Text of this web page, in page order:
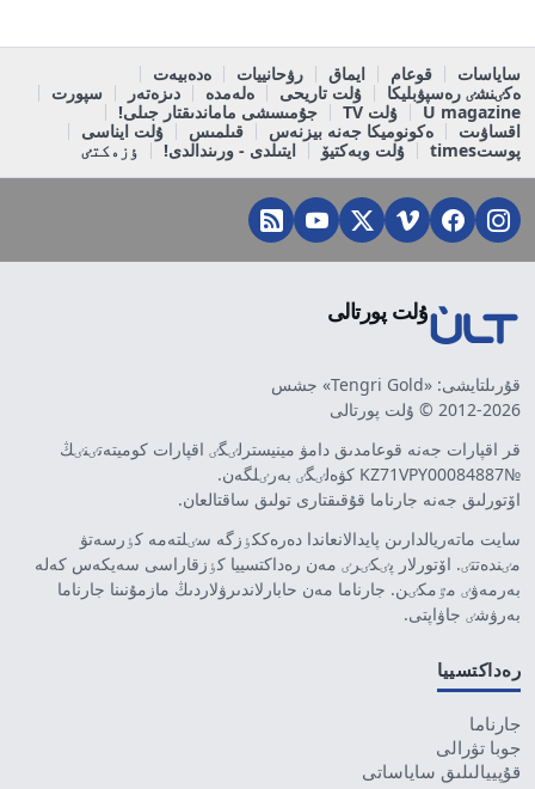
ساياسات قوعام ايماق رۋحانييات
ەدەبيەت
ەكٸنشٸ رەسپۋبليكا
ۇلت تاريحى ەلەمدە دىزەتەر
سپورت
U magazine
ۇلت TV
جۇمىسشى ماماندىقتار جىلى!
اقساۋىت
ەكونوميكا جەنە بيزنەس قىلمىس
ۇلت ايناسى
پوستtimes
ۇلت وبەكتيۆ ايتىلدى - ورىندالدى! ٶزەكتٸ
ۇلت پورتالى
قۇرىلتايشى: «Tengri Gold» جشس
2012-2026 © ۇلت پورتالى
قر اقپارات جەنە قوعامدىق دامۋ مينيسترلٸگٸ اقپارات كوميتەتٸنٸڭ
№KZ71VPY00084887 كۋەلٸگٸ بەرٸلگەن.
اۆتورلىق جەنە جارناما قۇقىقتارى تولىق ساقتالعان.
سايت ماتەريالدارىن پايدالانعاندا دەرەككٶزگە سٸلتەمە كٶرسەتۋ
مٸندەتتٸ. اۆتورلار پٸكٸرٸ مەن رەداكتسييا كٶزقاراسى سەيكەس كەلە
بەرمەۋٸ مٷمكٸن. جارناما مەن حابارلاندىرۋلاردىڭ مازمۇنىنا جارناما
بەرۋشٸ جاۋاپتى.
رەداكتسييا
جارناما
جوبا تۋرالى
قۇپييالىلىق ساياساتى